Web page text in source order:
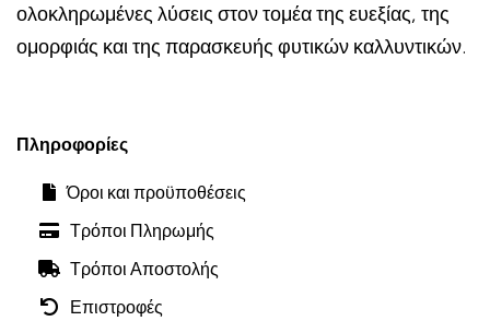
ολοκληρωμένες λύσεις στον τομέα της ευεξίας, της
ομορφιάς και της παρασκευής φυτικών καλλυντικών.
Πληροφορίες
Όροι και προϋποθέσεις
Τρόποι Πληρωμής
Τρόποι Αποστολής
Επιστροφές